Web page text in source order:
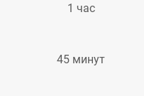
1 час
45 минут